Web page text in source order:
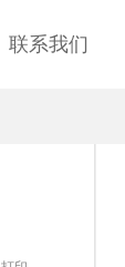
联系我们